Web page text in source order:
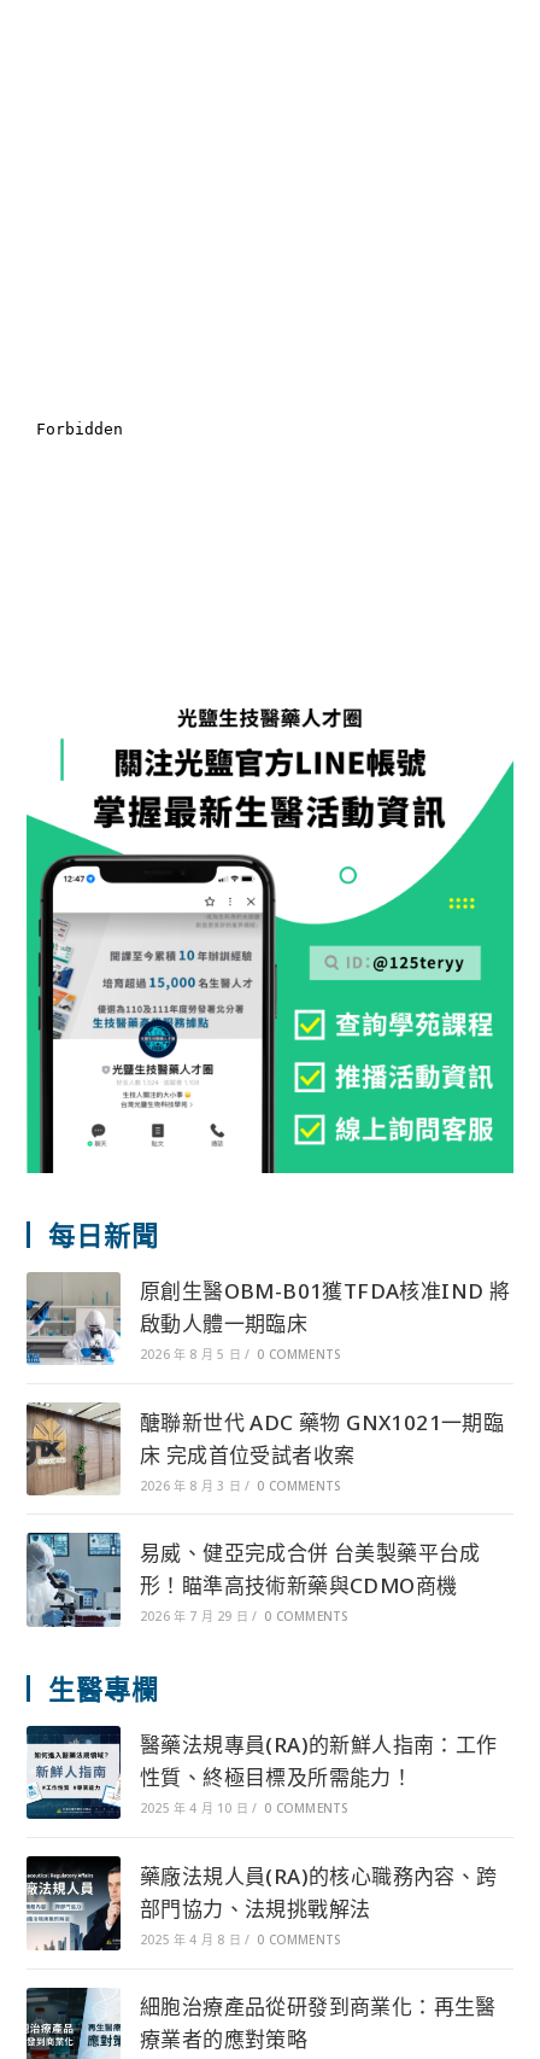
每日新聞
原創生醫OBM-B01獲TFDA核准IND 將
啟動人體一期臨床
2026 年 8 月 5 日 / 0 COMMENTS
醣聯新世代 ADC 藥物 GNX1021一期臨
床 完成首位受試者收案
2026 年 8 月 3 日 / 0 COMMENTS
易威、健亞完成合併 台美製藥平台成
形！瞄準高技術新藥與CDMO商機
2026 年 7 月 29 日 / 0 COMMENTS
生醫專欄
醫藥法規專員(RA)的新鮮人指南：工作
性質、終極目標及所需能力！
2025 年 4 月 10 日 / 0 COMMENTS
藥廠法規人員(RA)的核心職務內容、跨
部門協力、法規挑戰解法
2025 年 4 月 8 日 / 0 COMMENTS
細胞治療產品從研發到商業化：再生醫
療業者的應對策略